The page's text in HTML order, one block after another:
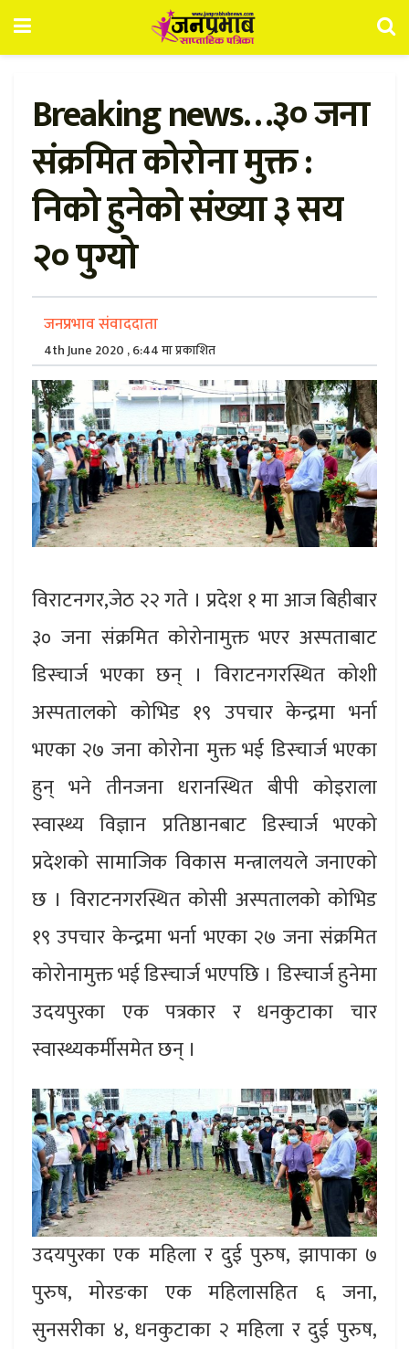
Breaking news…३० जना
संक्रमित कोरोना मुक्त :
निको हुनेको संख्या ३ सय
२० पुग्यो
जनप्रभाव संवाददाता
4th June 2020 , 6:44 मा प्रकाशित
विराटनगर,जेठ २२ गते । प्रदेश १ मा आज बिहीबार
३० जना संक्रमित कोरोनामुक्त भएर अस्पताबाट
डिस्चार्ज भएका छन् । विराटनगरस्थित कोशी
अस्पतालको कोभिड १९ उपचार केन्द्रमा भर्ना
भएका २७ जना कोरोना मुक्त भई डिस्चार्ज भएका
हुन् भने तीनजना धरानस्थित बीपी कोइराला
स्वास्थ्य विज्ञान प्रतिष्ठानबाट डिस्चार्ज भएको
प्रदेशको सामाजिक विकास मन्त्रालयले जनाएको
छ । विराटनगरस्थित कोसी अस्पतालको कोभिड
१९ उपचार केन्द्रमा भर्ना भएका २७ जना संक्रमित
कोरोनामुक्त भई डिस्चार्ज भएपछि । डिस्चार्ज हुनेमा
उदयपुरका एक पत्रकार र धनकुटाका चार
स्वास्थ्यकर्मीसमेत छन् ।
उदयपुरका एक महिला र दुई पुरुष, झापाका ७
पुरुष, मोरङका एक महिलासहित ६ जना,
सुनसरीका ४, धनकुटाका २ महिला र दुई पुरुष,